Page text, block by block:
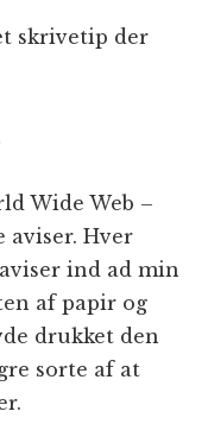
skrivetip der
Wide Web –
aviser. Hver
ind ad min
af papir og
drukket den
sorte af at